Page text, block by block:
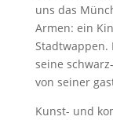
uns das
Armen: ein
Stadtwappen.
seine
von seiner
Kunst- und